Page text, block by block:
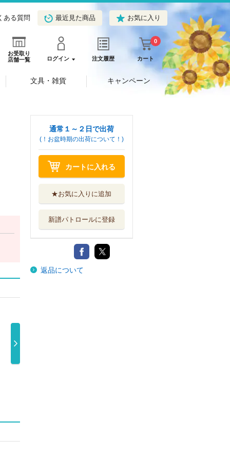
ある質問 最近見た商品 お気に入り
お受取り
店舗一覧
ログイン 注文履歴 カート
0
文具・雑貨 キャンペーン
ＮＥＷポール・
通常１～２日で出荷
(！お盆時期の出荷について！)
カートに入れる
★お気に入りに追加
新譜パトロールに登録
返品について